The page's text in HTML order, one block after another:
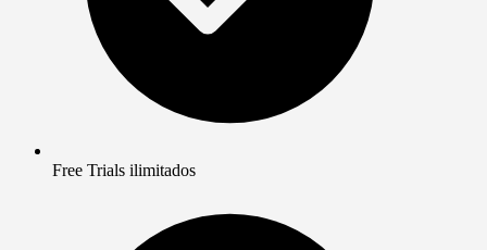
Free Trials ilimitados